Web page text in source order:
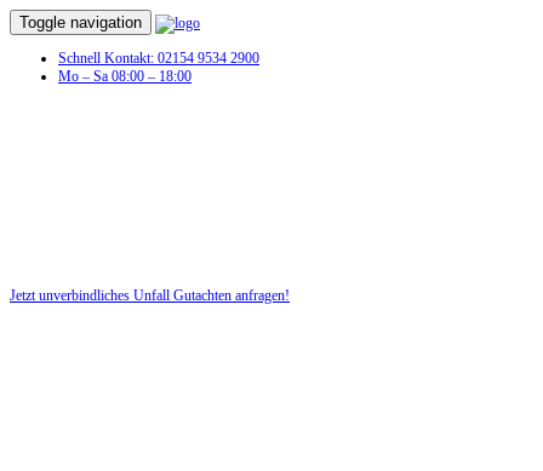
Toggle navigation
Schnell Kontakt: 02154 9534 2900
Mo – Sa 08:00 – 18:00
Jetzt unverbindliches Unfall Gutachten anfragen!